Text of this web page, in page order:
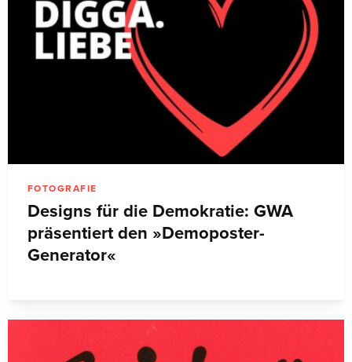
FOTOGRAFIE
Designs für die Demokratie: GWA
präsentiert den »Demoposter-
Generator«